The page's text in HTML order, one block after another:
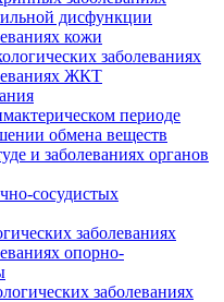
дисфункции
кожи
заболеваниях
ЖКТ
периоде
обмена веществ
и заболеваниях органов
сосудистых
заболеваниях
опорно-
заболеваниях